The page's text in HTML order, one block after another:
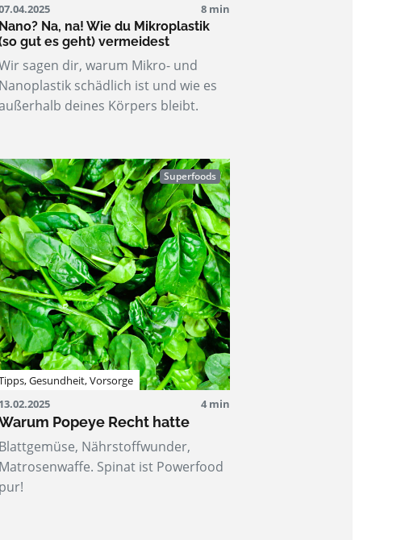
8 min
Nano? Na, na! Wie du Mikroplastik
gut es geht) vermeidest
sagen dir, warum Mikro- und
Nanoplastik schädlich ist und wie es
deines Körpers bleibt.
Superfoods
,Gesundheit,Vorsorge
13.02.2025
4 min
Popeye Recht hatte
Blattgemüse, Nährstoffwunder,
Matrosenwaffe. Spinat ist Powerfood
pur!